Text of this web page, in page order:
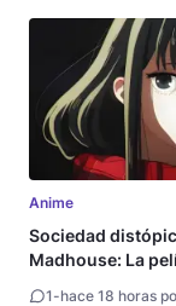
Anime
Sociedad
Madhouse: La
1-hace 18 horas